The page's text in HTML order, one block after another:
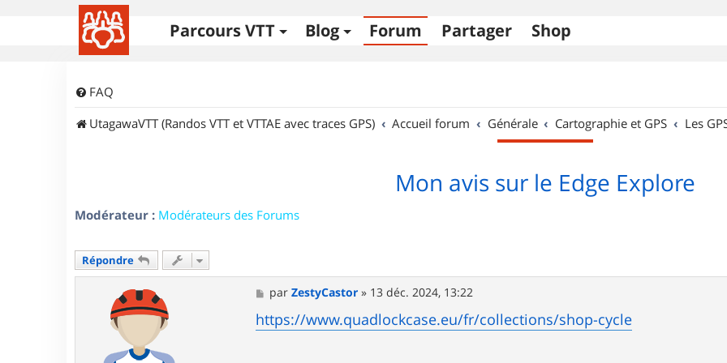
Parcours VTT Blog Forum Partager Shop
FAQ
UtagawaVTT (Randos VTT et VTTAE avec traces GPS)
Accueil forum Générale Cartographie et GPS Les
Mon avis sur le Edge Explore
Modérateur : Modérateurs des Forums
Répondre
M
e
s
s
parZestyCastor » 13 déc. 2024, 13:22
https://www.quadlockcase.eu/fr/collections/shop-cycle